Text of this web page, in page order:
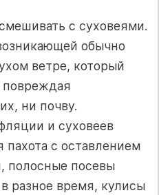
с суховеями.
обычно
ветре, который
повреждая
ни почву.
и суховеев
пахота с оставлением
полосные посевы
разное время, кулисы